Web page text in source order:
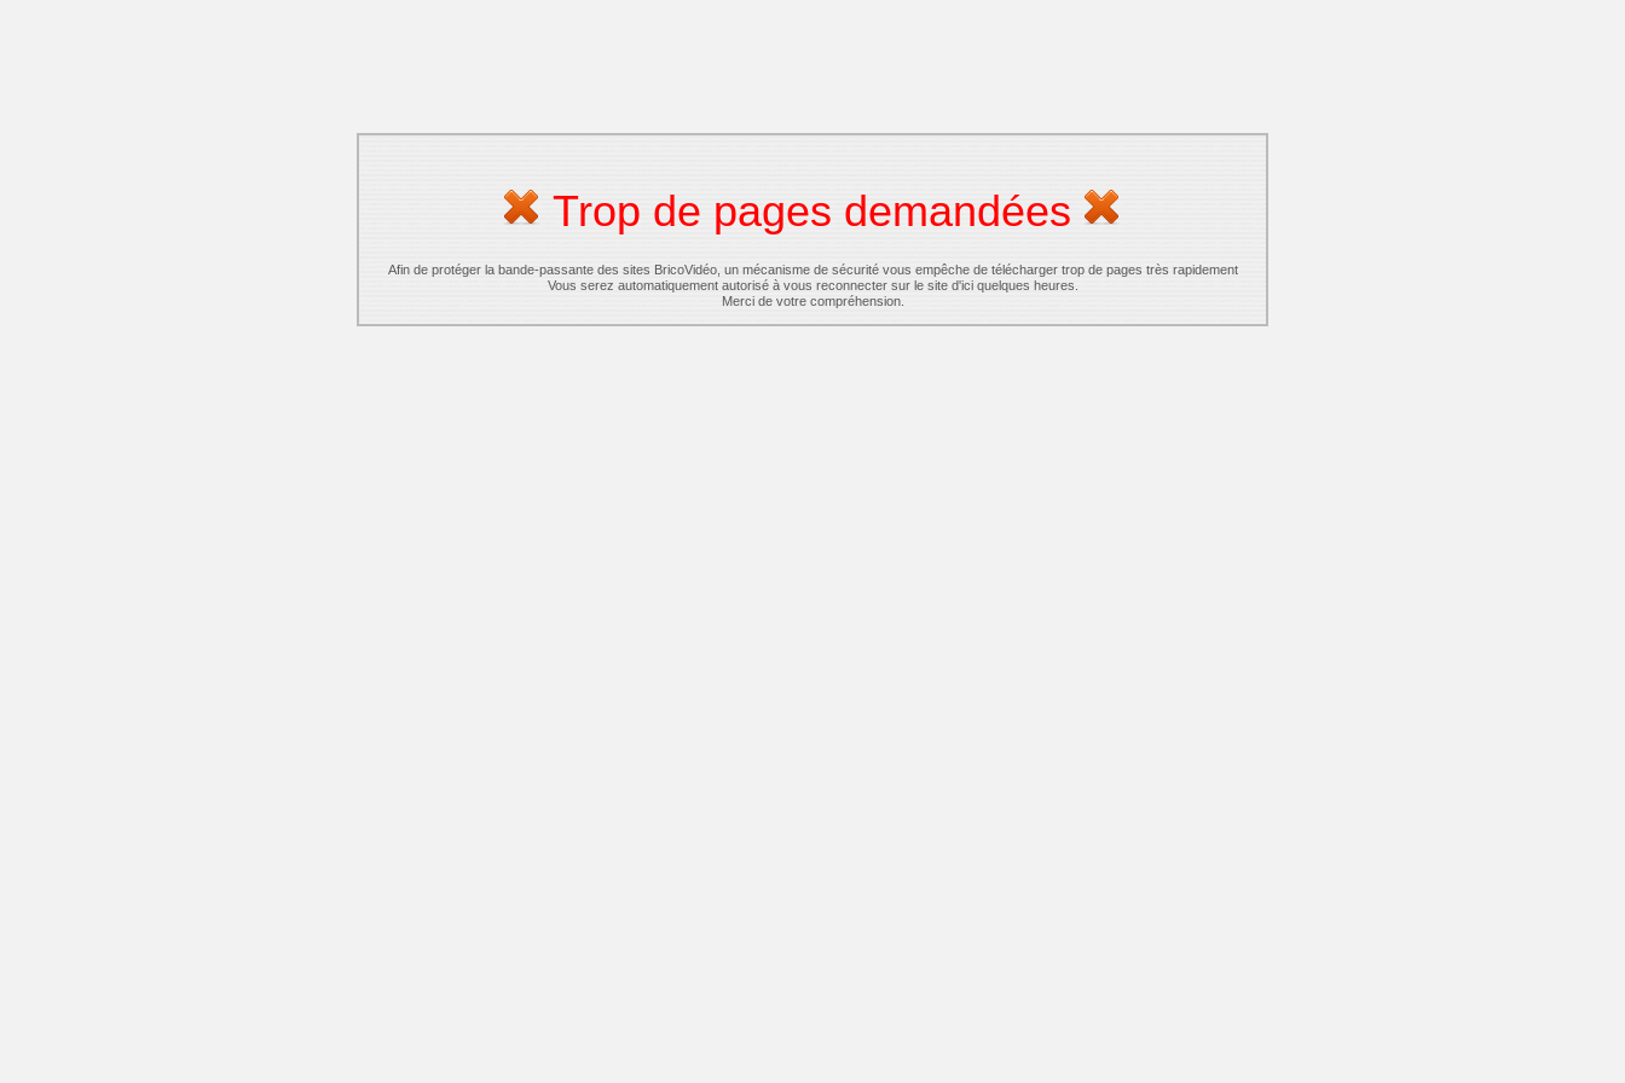
Trop de pages demandées
Afin de protéger la bande-passante des sites BricoVidéo, un mécanisme de sécurité vous empêche de télécharger trop de pages très rapidement
Vous serez automatiquement autorisé à vous reconnecter sur le site d'ici quelques heures.
Merci de votre compréhension.